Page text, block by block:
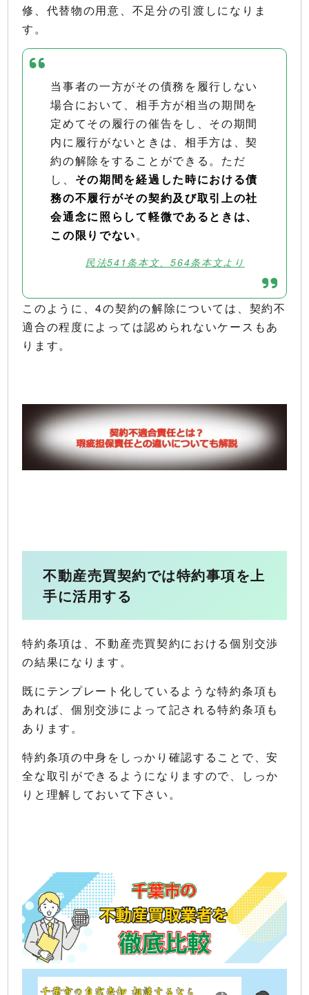
修、代替物の用意、不足分の引渡しになりま
す。
当事者の一方がその債務を履行しない
場合において、相手方が相当の期間を
定めてその履行の催告をし、その期間
内に履行がないときは、相手方は、契
約の解除をすることができる。ただ
し、 その期間を経過した時における債
務の不履行がその契約及び取引上の社
会通念に照らして軽微であるときは、
この限りでない。
民法541条本文、564条本文より
このように、4の契約の解除については、契約不
適合の程度によっては認められないケースもあ
ります。
不動産売買契約では特約事項を上
手に活用する
特約条項は、不動産売買契約における個別交渉
の結果になります。
既にテンプレート化しているような特約条項も
あれば、個別交渉によって記される特約条項も
あります。
特約条項の中身をしっかり確認することで、安
全な取引ができるようになりますので、しっか
りと理解しておいて下さい。